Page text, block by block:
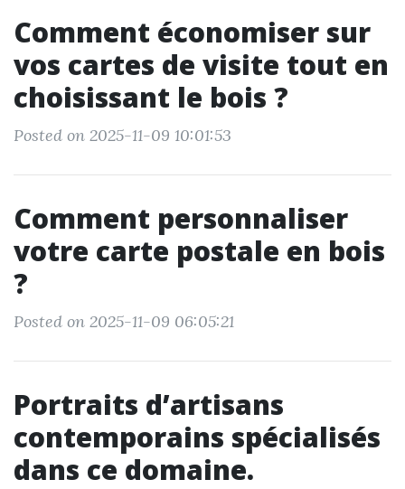
Comment économiser sur
vos cartes de visite tout en
choisissant le bois ?
Posted on 2025-11-09 10:01:53
Comment personnaliser
votre carte postale en bois
?
Posted on 2025-11-09 06:05:21
Portraits d’artisans
contemporains spécialisés
dans ce domaine.